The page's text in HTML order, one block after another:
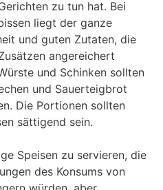
zu tun hat. Bei
liegt der ganze
und guten Zutaten, die
angereichert
und Schinken sollten
und Sauerteigbrot
Die Portionen sollten
sättigend sein.
Speisen zu servieren, die
des Konsums von